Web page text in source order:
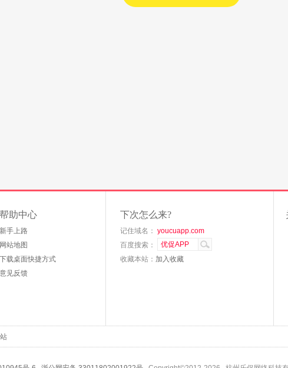
帮助中心
新手上路
网站地图
下载桌面快捷方式
意见反馈
下次怎么来?
记住域名： youcuapp.com
百度搜索：
收藏本站： 加入收藏